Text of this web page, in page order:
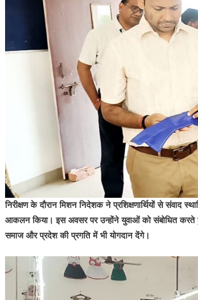
निरीक्षण के दौरान मिशन निदेशक ने प्रशिक्षणार्थियों से संवाद
आकलन किया। इस अवसर पर उन्होंने युवाओं को संबोधित
समाज और प्रदेश की प्रगति में भी योगदान देंगे।